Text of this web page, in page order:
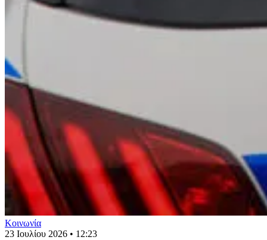
Κοινωνία
23 Ιουλίου 2026 • 12:23